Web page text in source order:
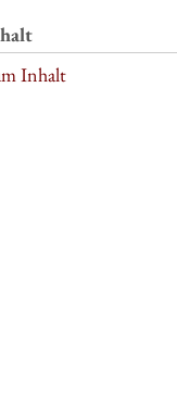
Inhalt